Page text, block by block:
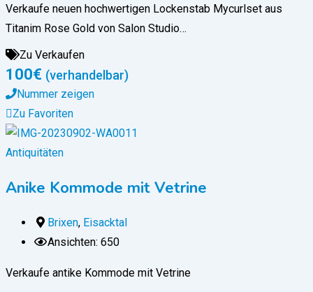
Verkaufe neuen hochwertigen Lockenstab Mycurlset aus
Titanim Rose Gold von Salon Studio…
Zu Verkaufen
100€ (verhandelbar)
Nummer zeigen
Zu Favoriten
Antiquitäten
Anike Kommode mit Vetrine
Brixen, Eisacktal
Ansichten: 650
Verkaufe antike Kommode mit Vetrine